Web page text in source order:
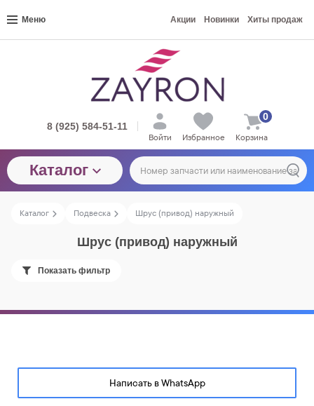
Меню Акции Новинки Хиты продаж
8 (925) 584-51-11
Войти
Избранное Корзина
0
Каталог
Каталог Подвеска Шрус (привод) наружный
Шрус (привод) наружный
Показать фильтр
Написать в WhatsApp